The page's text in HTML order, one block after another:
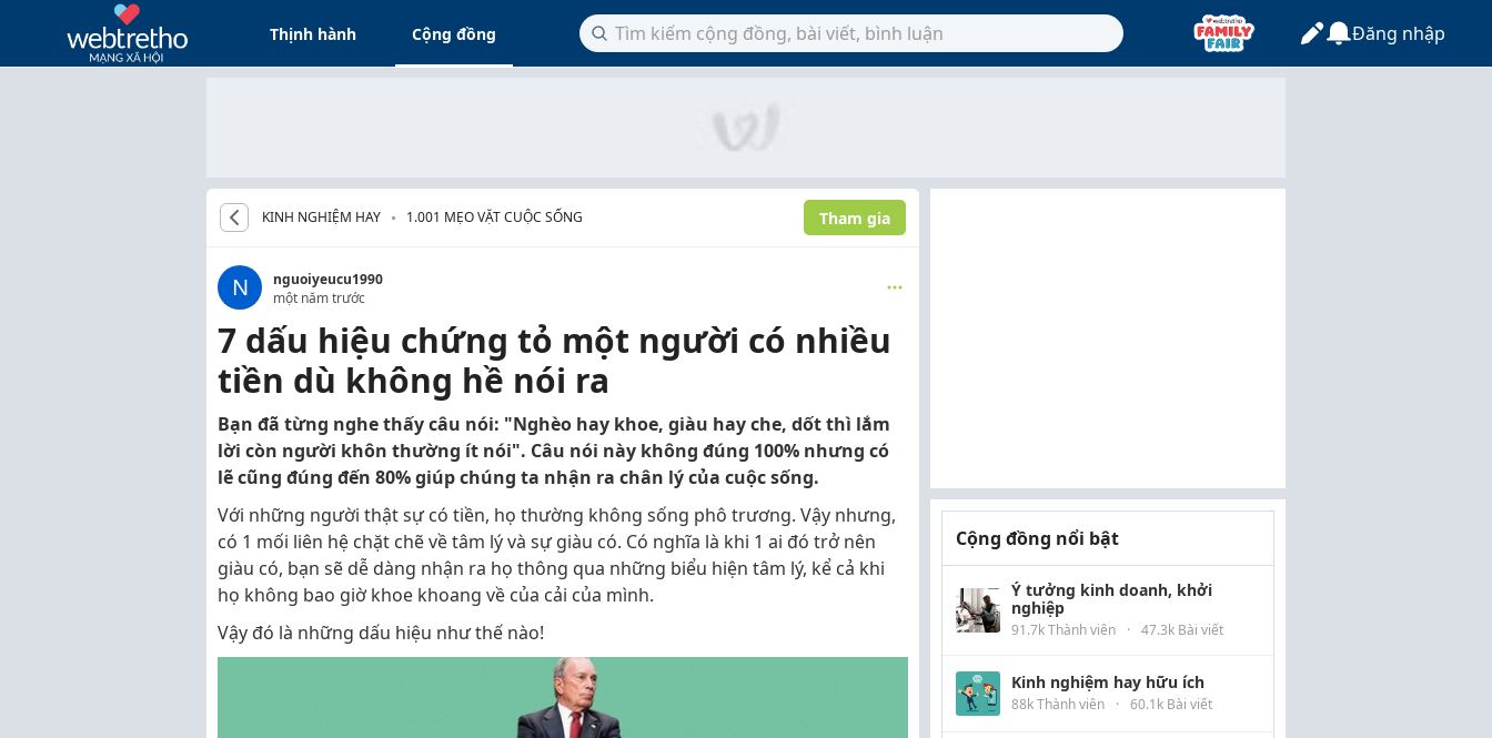
Thịnh hành Cộng đồng Đăng nhập
KINH NGHIỆM HAY 1.001 MẸO VẶT CUỘC SỐNG Tham gia
N
nguoiyeucu1990
một năm trước
7 dấu hiệu chứng tỏ một người có nhiều
tiền dù không hề nói ra
Bạn đã từng nghe thấy câu nói: "Nghèo hay khoe, giàu hay che, dốt thì lắm
lời còn người khôn thường ít nói". Câu nói này không đúng 100% nhưng có
lẽ cũng đúng đến 80% giúp chúng ta nhận ra chân lý của cuộc sống.
Với những người thật sự có tiền, họ thường không sống phô trương. Vậy nhưng,
có 1 mối liên hệ chặt chẽ về tâm lý và sự giàu có. Có nghĩa là khi 1 ai đó trở nên
giàu có, bạn sẽ dễ dàng nhận ra họ thông qua những biểu hiện tâm lý, kể cả khi
họ không bao giờ khoe khoang về của cải của mình.
Vậy đó là những dấu hiệu như thế nào!
Cộng đồng nổi bật
Ý tưởng kinh doanh, khởi
nghiệp
91.7k Thành viên · 47.3k Bài viết
Kinh nghiệm hay hữu ích
88k Thành viên · 60.1k Bài viết